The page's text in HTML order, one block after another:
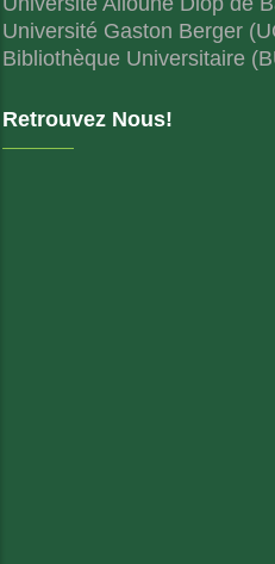
Université Gaston Berger
Bibliothèque Universitaire
Retrouvez Nous!